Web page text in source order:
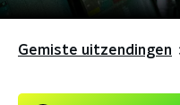
Gemiste uitzendingen